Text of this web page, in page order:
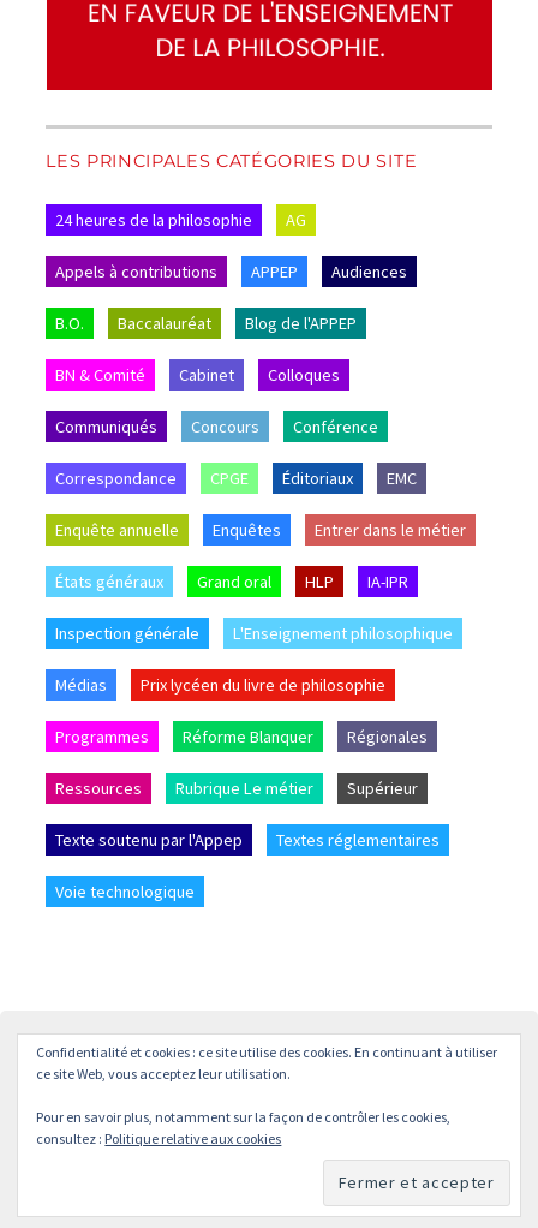
LES PRINCIPALES CATÉGORIES DU SITE
24 heures de la philosophie AG
Appels à contributions APPEP Audiences
B.O. Baccalauréat Blog de l'APPEP
BN & Comité Cabinet Colloques
Communiqués Concours Conférence
Correspondance CPGE Éditoriaux EMC
Enquête annuelle Enquêtes Entrer dans le métier
États généraux Grand oral HLP IA-IPR
Inspection générale L'Enseignement philosophique
Médias Prix lycéen du livre de philosophie
Programmes Réforme Blanquer Régionales
Ressources Rubrique Le métier Supérieur
Texte soutenu par l'Appep Textes réglementaires
Voie technologique
Accueil L’APPEP Adhésion
La revue « L’enseignement
Philosophique »
© APPEP Mentions légales
Contact
Confidentialité et cookies : ce site utilise des cookies. En continuant à utiliser
ce site Web, vous acceptez leur utilisation.
Pour en savoir plus, notamment sur la façon de contrôler les cookies,
consultez : Politique relative aux cookies